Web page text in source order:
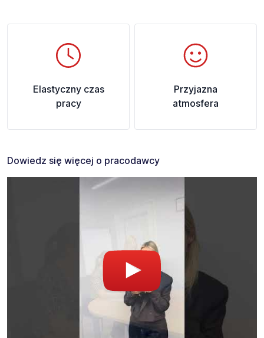
Elastyczny czas
pracy
Przyjazna
atmosfera
Dowiedz się więcej o pracodawcy